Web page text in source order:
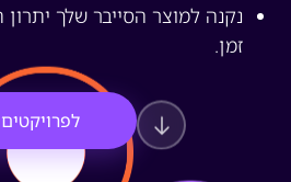
נקנה למוצר הסייבר שלך יתרון
לפרויקטים שלנו